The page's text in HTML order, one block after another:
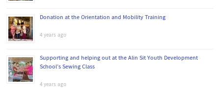
Donation at the Orientation and Mobility Training
4 years ago
Supporting and helping out at the Alin Sit Youth Development
School’s Sewing Class
4 years ago